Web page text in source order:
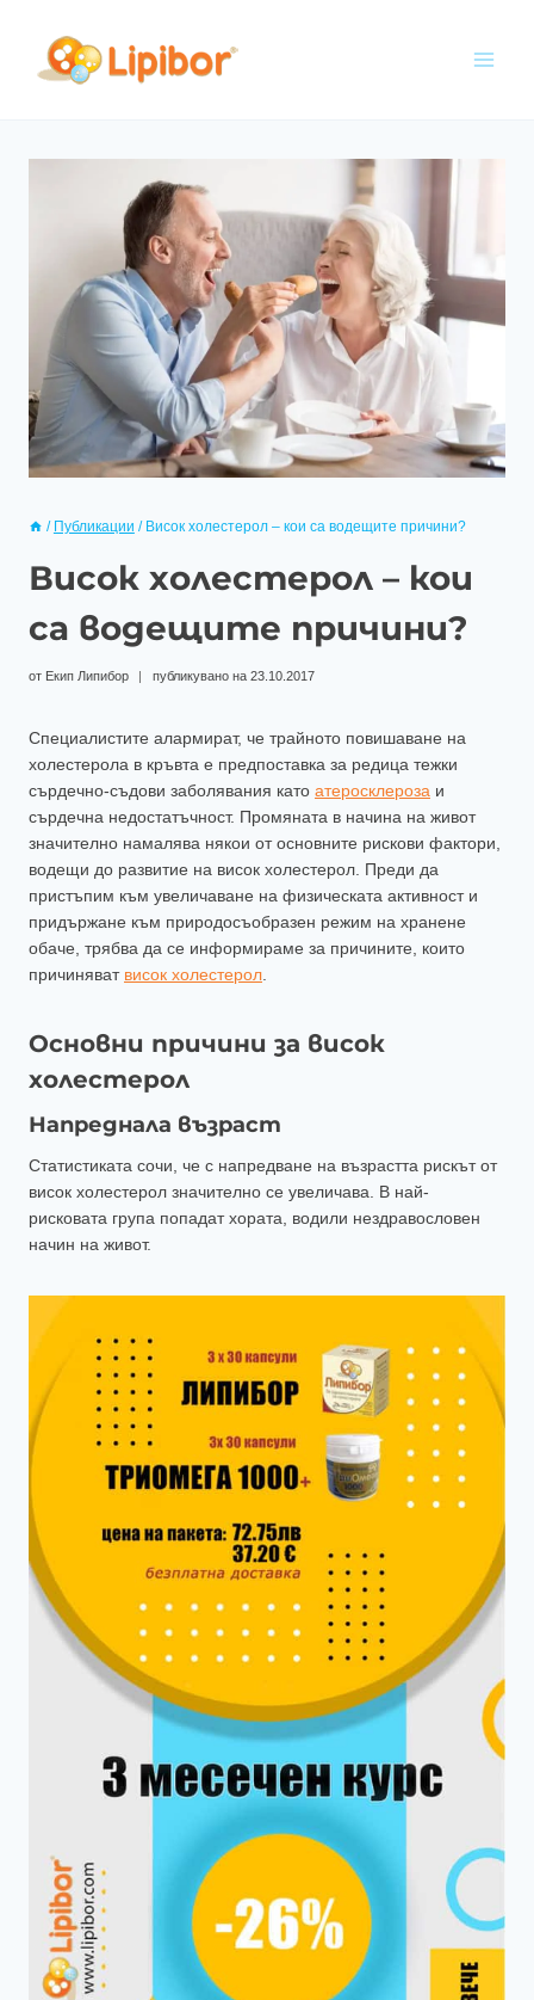
/ Публикации / Висок холестерол – кои са водещите причини?
Висок холестерол – кои
са водещите причини?
от Екип Липибор публикувано на 23.10.2017
Специалистите алармират, че трайното повишаване на
холестерола в кръвта е предпоставка за редица тежки
сърдечно-съдови заболявания като атеросклероза и
сърдечна недостатъчност. Промяната в начина на живот
значително намалява някои от основните рискови фактори,
водещи до развитие на висок холестерол. Преди да
пристъпим към увеличаване на физическата активност и
придържане към природосъобразен режим на хранене
обаче, трябва да се информираме за причините, които
причиняват висок холестерол.
Основни причини за висок
холестерол
Напреднала възраст
Статистиката сочи, че с напредване на възрастта рискът от
висок холестерол значително се увеличава. В най-
рисковата група попадат хората, водили нездравословен
начин на живот.